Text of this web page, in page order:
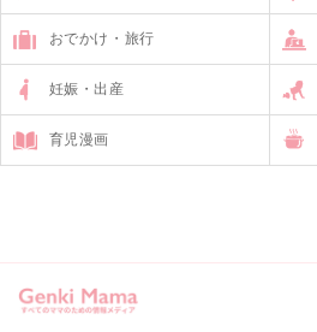
おでかけ・旅行
妊娠・出産
育児漫画